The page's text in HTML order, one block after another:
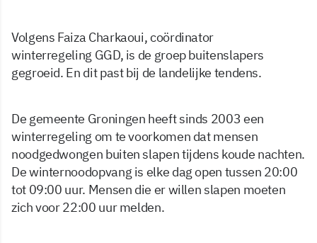
Volgens Faiza Charkaoui, coördinator
winterregeling GGD, is de groep buitenslapers
gegroeid. En dit past bij de landelijke tendens.
De gemeente Groningen heeft sinds 2003 een
winterregeling om te voorkomen dat mensen
noodgedwongen buiten slapen tijdens koude nachten.
De winternoodopvang is elke dag open tussen 20:00
tot 09:00 uur. Mensen die er willen slapen moeten
zich voor 22:00 uur melden.